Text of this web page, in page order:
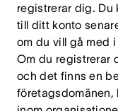
registrerar dig. Du
till ditt konto
om du vill gå med
Om du registrerar
och det finns en
företagsdomänen,